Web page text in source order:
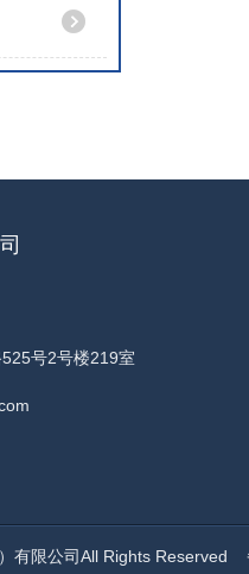
号2号楼219室
有限公司All Rights Reserved